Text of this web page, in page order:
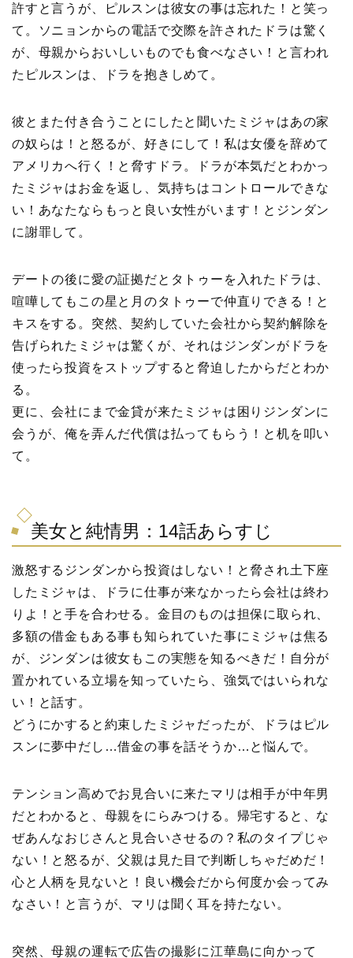
許すと言うが、ピルスンは彼女の事は忘れた！と笑っ
て。ソニョンからの電話で交際を許されたドラは驚く
が、母親からおいしいものでも食べなさい！と言われ
たピルスンは、ドラを抱きしめて。
彼とまた付き合うことにしたと聞いたミジャはあの家
の奴らは！と怒るが、好きにして！私は女優を辞めて
アメリカへ行く！と脅すドラ。ドラが本気だとわかっ
たミジャはお金を返し、気持ちはコントロールできな
い！あなたならもっと良い女性がいます！とジンダン
に謝罪して。
デートの後に愛の証拠だとタトゥーを入れたドラは、
喧嘩してもこの星と月のタトゥーで仲直りできる！と
キスをする。突然、契約していた会社から契約解除を
告げられたミジャは驚くが、それはジンダンがドラを
使ったら投資をストップすると脅迫したからだとわか
る。
更に、会社にまで金貸が来たミジャは困りジンダンに
会うが、俺を弄んだ代償は払ってもらう！と机を叩い
て。
美女と純情男：14話あらすじ
激怒するジンダンから投資はしない！と脅され土下座
したミジャは、ドラに仕事が来なかったら会社は終わ
りよ！と手を合わせる。金目のものは担保に取られ、
多額の借金もある事も知られていた事にミジャは焦る
が、ジンダンは彼女もこの実態を知るべきだ！自分が
置かれている立場を知っていたら、強気ではいられな
い！と話す。
どうにかすると約束したミジャだったが、ドラはピル
スンに夢中だし…借金の事を話そうか…と悩んで。
テンション高めでお見合いに来たマリは相手が中年男
だとわかると、母親をにらみつける。帰宅すると、な
ぜあんなおじさんと見合いさせるの？私のタイプじゃ
ない！と怒るが、父親は見た目で判断しちゃだめだ！
心と人柄を見ないと！良い機会だから何度か会ってみ
なさい！と言うが、マリは聞く耳を持たない。
突然、母親の運転で広告の撮影に江華島に向かって